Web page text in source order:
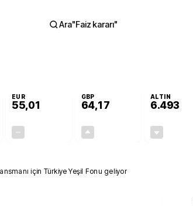
Ara"Faiz kararı"
EUR
55,01
GBP
64,17
ALTIN
6.493
için Türkiye Yeşil Fonu geliyor